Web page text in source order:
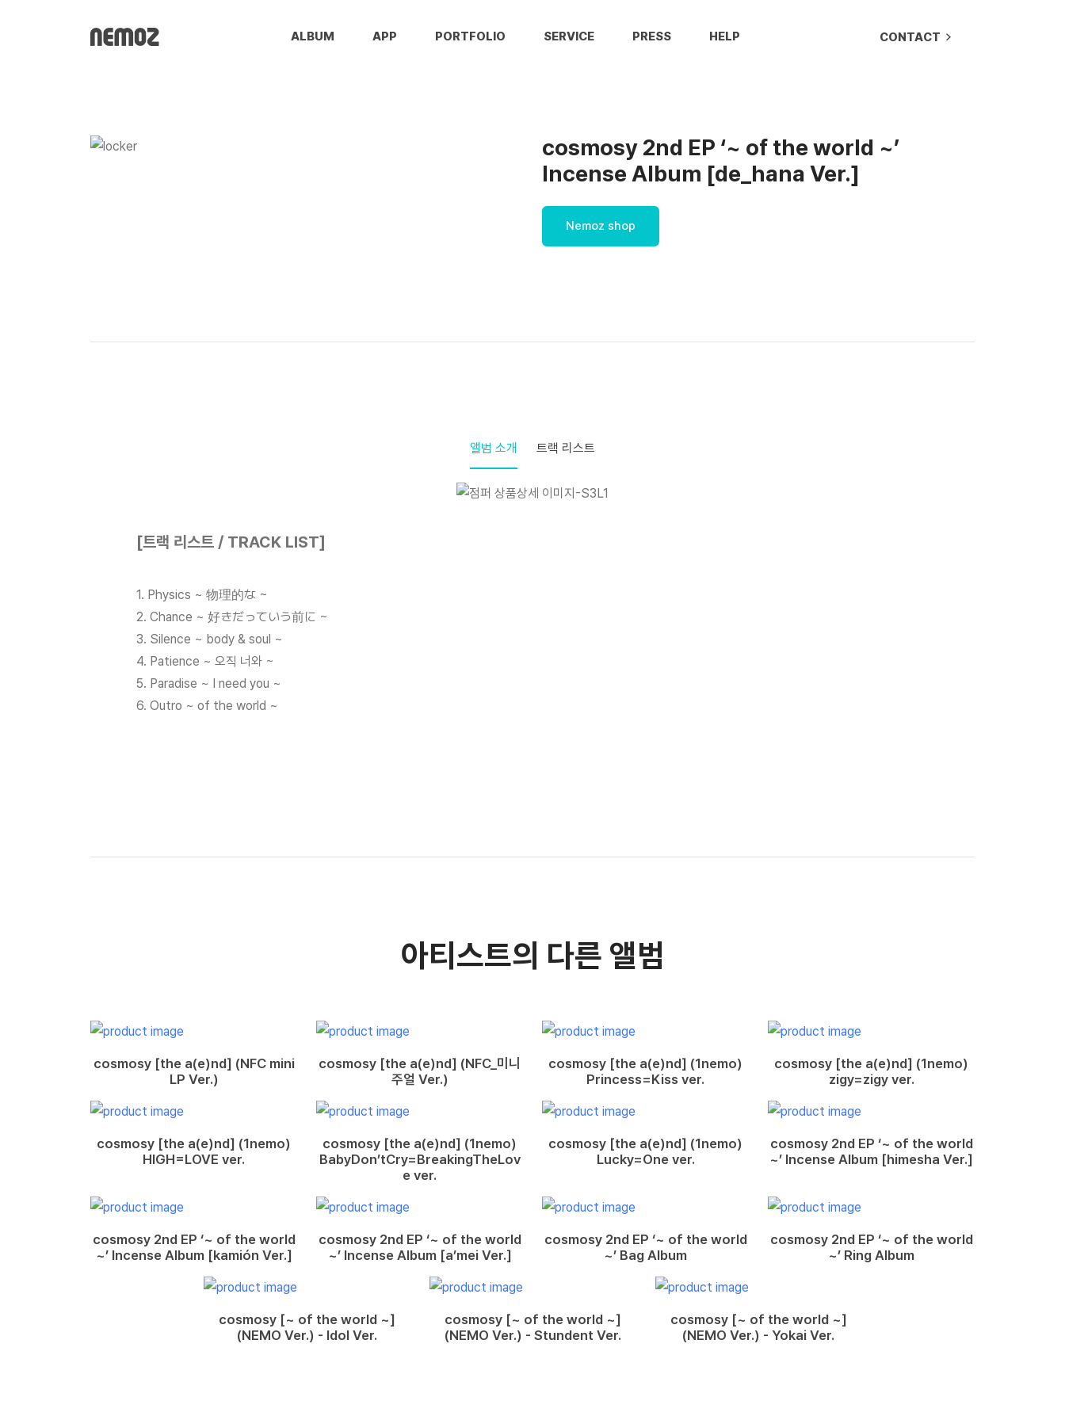
ALBUM APP PORTFOLIO SERVICE PRESS HELP CONTACT
cosmosy 2nd EP ‘~ of the world ~’
Incense Album [de_hana Ver.]
Nemoz shop
앨범 소개 트랙 리스트
[트랙 리스트 / TRACK LIST]
1. Physics ~ 物理的な ~
2. Chance ~ 好きだっていう前に ~
3. Silence ~ body & soul ~
4. Patience ~ 오직 너와 ~
5. Paradise ~ I need you ~
6. Outro ~ of the world ~
아티스트의 다른 앨범
cosmosy [the a(e)nd] (NFC mini
LP Ver.)
cosmosy [the a(e)nd] (NFC_미니
주얼 Ver.)
cosmosy [the a(e)nd] (1nemo)
Princess=Kiss ver.
cosmosy [the a(e)nd] (1nemo)
zigy=zigy ver.
cosmosy [the a(e)nd] (1nemo)
HIGH=LOVE ver.
cosmosy [the a(e)nd] (1nemo)
BabyDon’tCry=BreakingTheLov
e ver.
cosmosy [the a(e)nd] (1nemo)
Lucky=One ver.
cosmosy 2nd EP ‘~ of the world
~’ Incense Album [himesha Ver.]
cosmosy 2nd EP ‘~ of the world
~’ Incense Album [kamión Ver.]
cosmosy 2nd EP ‘~ of the world
~’ Incense Album [a’mei Ver.]
cosmosy 2nd EP ‘~ of the world
~’ Bag Album
cosmosy 2nd EP ‘~ of the world
~’ Ring Album
cosmosy [~ of the world ~]
(NEMO Ver.) - Idol Ver.
cosmosy [~ of the world ~]
(NEMO Ver.) - Stundent Ver.
cosmosy [~ of the world ~]
(NEMO Ver.) - Yokai Ver.